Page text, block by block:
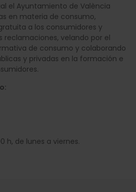
el Ayuntamiento de València
en materia de consumo,
a los consumidores y
reclamaciones, velando por el
de consumo y colaborando
y privadas en la formación e
h, de lunes a viernes.